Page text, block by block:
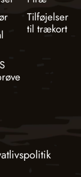
Tilføjelser
til trækort